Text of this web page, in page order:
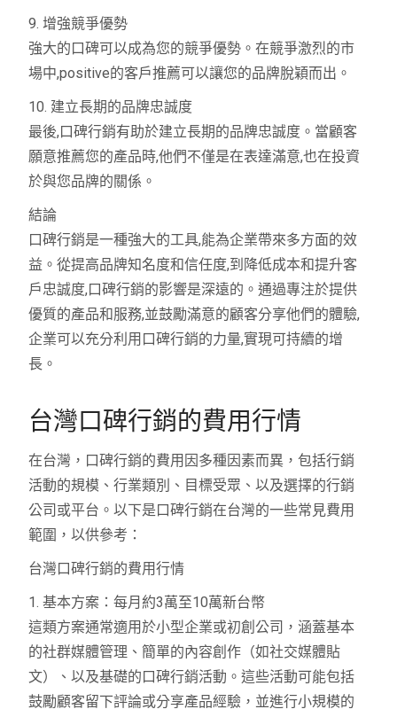
9. 增強競爭優勢
強大的口碑可以成為您的競爭優勢。在競爭激烈的市
場中,positive的客戶推薦可以讓您的品牌脫穎而出。
10. 建立長期的品牌忠誠度
最後,口碑行銷有助於建立長期的品牌忠誠度。當顧客
願意推薦您的產品時,他們不僅是在表達滿意,也在投資
於與您品牌的關係。
結論
口碑行銷是一種強大的工具,能為企業帶來多方面的效
益。從提高品牌知名度和信任度,到降低成本和提升客
戶忠誠度,口碑行銷的影響是深遠的。通過專注於提供
優質的產品和服務,並鼓勵滿意的顧客分享他們的體驗,
企業可以充分利用口碑行銷的力量,實現可持續的增
長。
台灣口碑行銷的費用行情
在台灣，口碑行銷的費用因多種因素而異，包括行銷
活動的規模、行業類別、目標受眾、以及選擇的行銷
公司或平台。以下是口碑行銷在台灣的一些常見費用
範圍，以供參考：
台灣口碑行銷的費用行情
1. 基本方案：每月約3萬至10萬新台幣
這類方案通常適用於小型企業或初創公司，涵蓋基本
的社群媒體管理、簡單的內容創作（如社交媒體貼
文）、以及基礎的口碑行銷活動。這些活動可能包括
鼓勵顧客留下評論或分享產品經驗，並進行小規模的